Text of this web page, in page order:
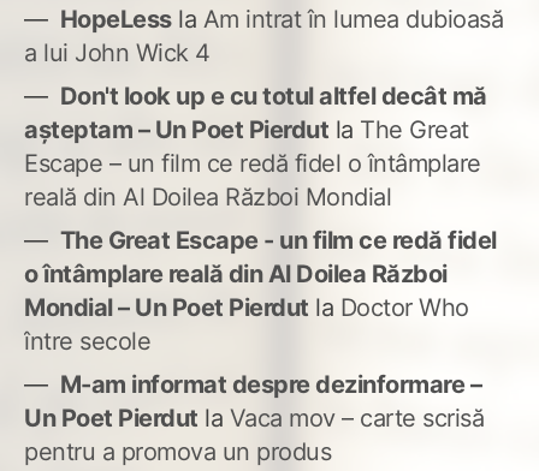
HopeLessla Am intrat în lumea dubioasă
a lui John Wick 4
Don't look up e cu totul altfel decât mă
așteptam – Un Poet Pierdut la The Great
Escape – un film ce redă fidel o întâmplare
reală din Al Doilea Război Mondial
The Great Escape - un film ce redă fidel
o întâmplare reală din Al Doilea Război
Mondial – Un Poet Pierdut la Doctor Who
între secole
M-am informat despre dezinformare –
Un Poet Pierdut la Vaca mov – carte scrisă
pentru a promova un produs